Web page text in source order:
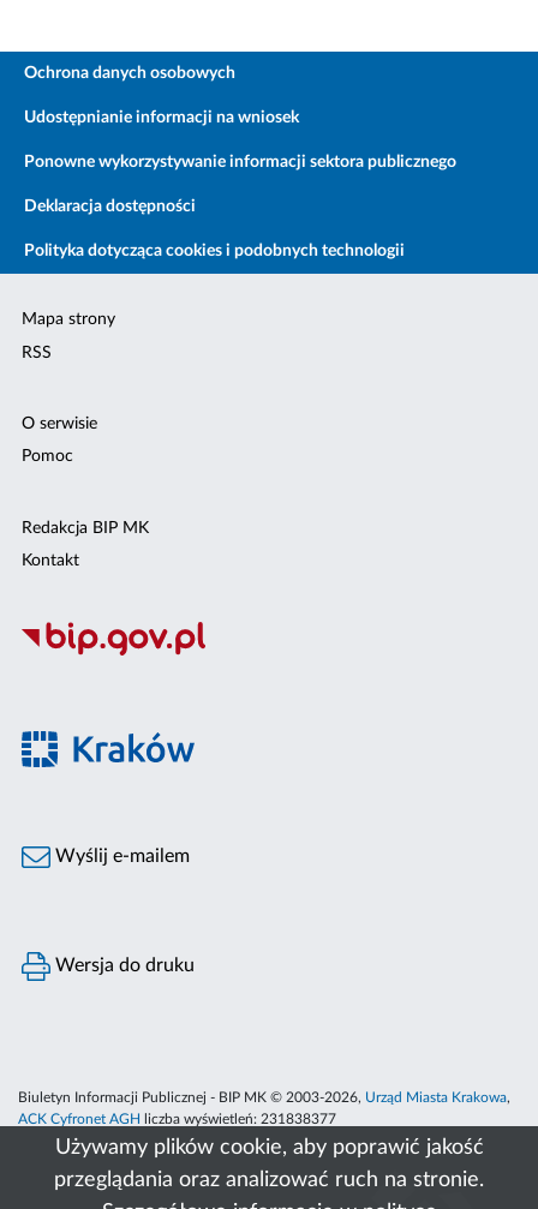
Używamy plików cookie, aby poprawić jakość
przeglądania oraz analizować ruch na stronie.
Ochrona danych osobowych
Udostępnianie informacji na wniosek
Ponowne wykorzystywanie informacji sektora publicznego
Deklaracja dostępności
Polityka dotycząca cookies i podobnych technologii
Mapa strony
RSS
O serwisie
Pomoc
Redakcja BIP MK
Kontakt
Wyślij e-mailem
Wersja do druku
Biuletyn Informacji Publicznej - BIP MK © 2003-2026, Urząd Miasta Krakowa,
ACK Cyfronet AGH
liczba wyświetleń: 231838377